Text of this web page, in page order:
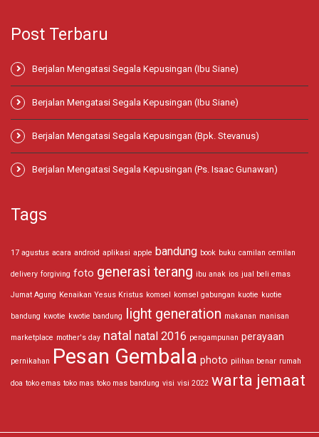
Post Terbaru
Berjalan Mengatasi Segala Kepusingan (Ibu Siane)
Berjalan Mengatasi Segala Kepusingan (Ibu Siane)
Berjalan Mengatasi Segala Kepusingan (Bpk. Stevanus)
Berjalan Mengatasi Segala Kepusingan (Ps. Isaac Gunawan)
Tags
17 agustus acara android aplikasi apple bandung book buku camilan cemilan
delivery forgiving foto generasi terang ibu anak ios jual beli emas
Jumat Agung Kenaikan Yesus Kristus komsel komsel gabungan kuotie kuotie
bandung kwotie kwotie bandung light generation makanan manisan
marketplace mother's day natal natal 2016 pengampunan perayaan
pernikahan Pesan Gembala photo pilihan benar rumah
doa toko emas toko mas toko mas bandung visi visi 2022 warta jemaat